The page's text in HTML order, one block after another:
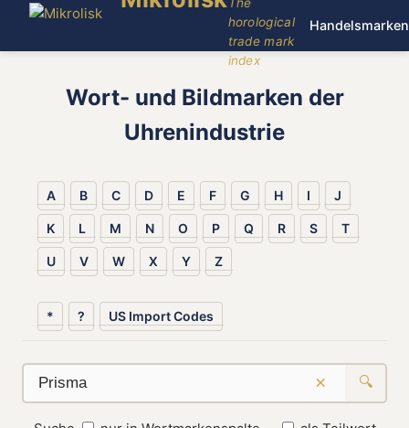
horological
trade mark
index
Handelsmarken
Wort- und Bildmarken der
Uhrenindustrie
A B C D E F G H I J
K L M N O P Q R S T
U V W X Y Z
* ? US Import Codes
× 🔍